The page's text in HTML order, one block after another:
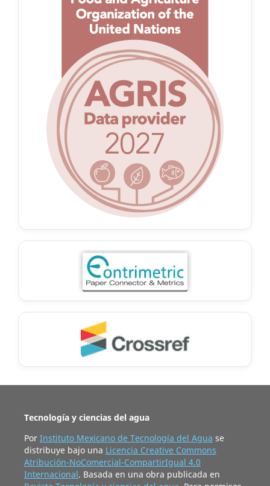
Tecnología y ciencias del agua
Por Instituto Mexicano de Tecnología del Agua se
distribuye bajo una Licencia Creative Commons
Atribución-NoComercial-CompartirIgual 4.0
Internacional. Basada en una obra publicada en